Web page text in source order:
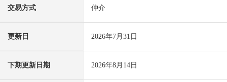
交易方式 仲介
更新日 2026年7月31日
下期更新日期 2026年8月14日